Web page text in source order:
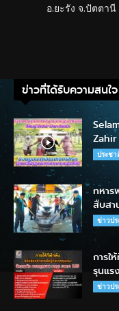
อ.ยะรัง จ.ปัตตา
ข่าวที่ได้รับความสนใจ
ประช
ทหาร
สืบส
ข่าวป
การใ
รุนแร
ข่าวป